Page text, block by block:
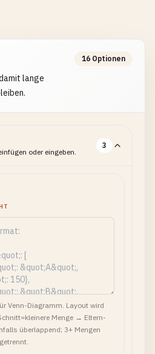
lange
16 Optionen
oder eingeben.
3
Venn-Diagramm. Layout wird
Menge → Eltern-
überlappend; 3+ Mengen